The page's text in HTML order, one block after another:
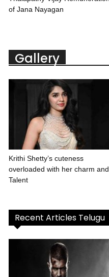
of Jana Nayagan
Gallery
Krithi Shetty’s cuteness
overloaded with her charm and
Talent
Recent Articles Telugu